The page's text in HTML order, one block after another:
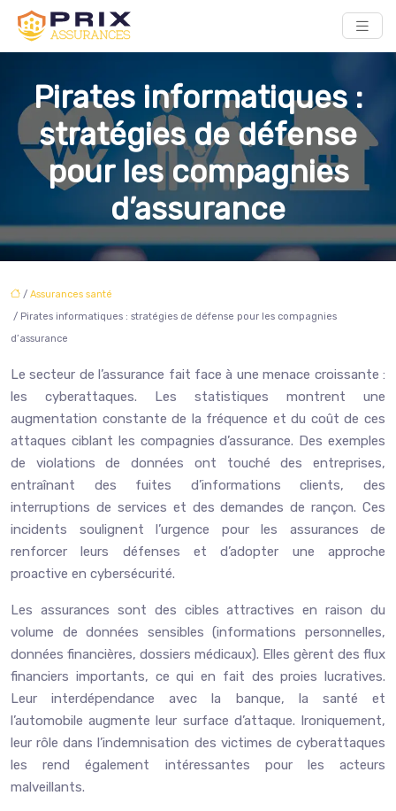
Pirates informatiques :
stratégies de défense
pour les compagnies
d’assurance
/ Assurances santé
/ Pirates informatiques : stratégies de défense pour les compagnies
d’assurance
Le secteur de l’assurance fait face à une menace croissante :
les cyberattaques. Les statistiques montrent une
augmentation constante de la fréquence et du coût de ces
attaques ciblant les compagnies d’assurance. Des exemples
de violations de données ont touché des entreprises,
entraînant des fuites d’informations clients, des
interruptions de services et des demandes de rançon. Ces
incidents soulignent l’urgence pour les assurances de
renforcer leurs défenses et d’adopter une approche
proactive en cybersécurité.
Les assurances sont des cibles attractives en raison du
volume de données sensibles (informations personnelles,
données financières, dossiers médicaux). Elles gèrent des flux
financiers importants, ce qui en fait des proies lucratives.
Leur interdépendance avec la banque, la santé et
l’automobile augmente leur surface d’attaque. Ironiquement,
leur rôle dans l’indemnisation des victimes de cyberattaques
les rend également intéressantes pour les acteurs
malveillants.